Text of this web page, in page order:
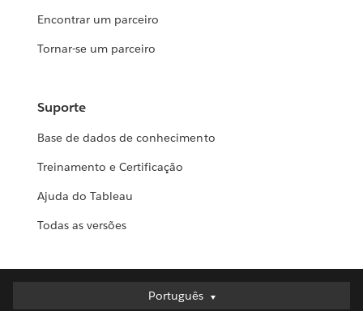
Encontrar um parceiro
Tornar-se um parceiro
Suporte
Base de dados de conhecimento
Treinamento e Certificação
Ajuda do Tableau
Todas as versões
Português
Português